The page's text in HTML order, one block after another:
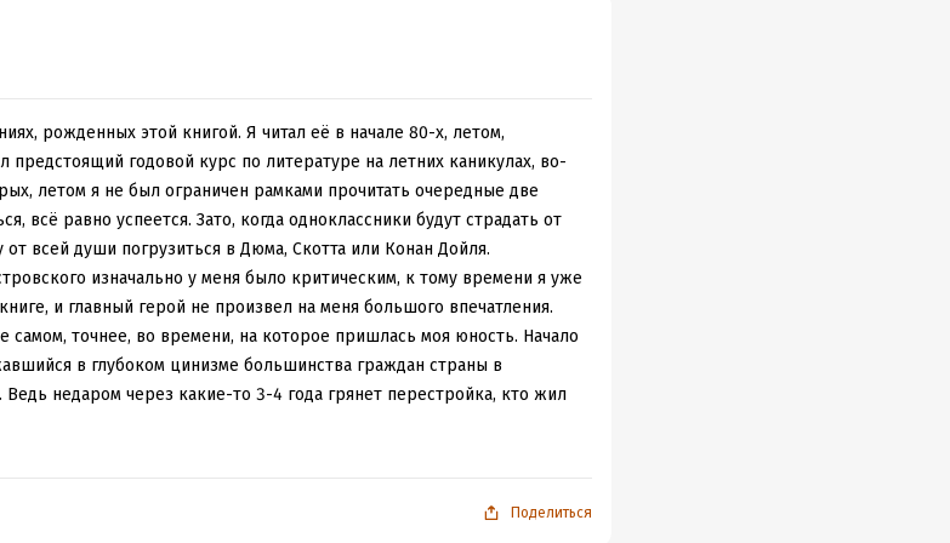
рожденных этой книгой. Я читал её в начале 80-х, летом,
предстоящий годовой курс по литературе на летних каникулах, во-
летом я не был ограничен рамками прочитать очередные две
всё равно успеется. Зато, когда одноклассники будут страдать от
от всей души погрузиться в Дюма, Скотта или Конан Дойля.
изначально у меня было критическим, к тому времени я уже
и главный герой не произвел на меня большого впечатления.
самом, точнее, во времени, на которое пришлась моя юность. Начало
в глубоком цинизме большинства граждан страны в
недаром через какие-то 3-4 года грянет перестройка, кто жил
тут на нас еще обрушили кучу "новой" информации, раскрывающей
Поделиться